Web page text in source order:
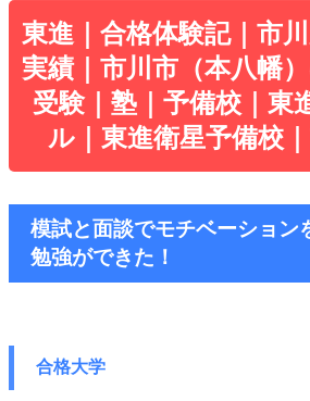
東進｜合格体験記｜市
実績｜市川市（本八幡
受験｜塾｜予備校｜東
ル｜東進衛星予備校
模試と面談でモチベーション
勉強ができた！
合格大学